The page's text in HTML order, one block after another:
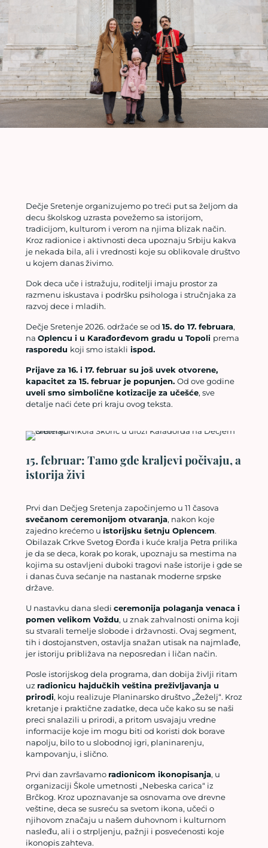
Dečje Sretenje organizujemo po treći put sa željom da
decu školskog uzrasta povežemo sa istorijom,
tradicijom, kulturom i verom na njima blizak način.
Kroz radionice i aktivnosti deca upoznaju Srbiju kakva
je nekada bila, ali i vrednosti koje su oblikovale društvo
u kojem danas živimo.
Dok deca uče i istražuju, roditelji imaju prostor za
razmenu iskustava i podršku psihologa i stručnjaka za
razvoj dece i mladih.
Dečje Sretenje 2026. održaće se od 15. do 17. februara,
na Oplencu i u Karađorđevom gradu u Topoli prema
rasporedu koji smo istakli ispod.
Prijave za 16. i 17. februar su još uvek otvorene,
kapacitet za 15. februar je popunjen. Od ove godine
uveli smo simbolične kotizacije za učešće, sve
detalje naći ćete pri kraju ovog teksta.
15. februar: Tamo gde kraljevi počivaju, a
istorija živi
Prvi dan Dečjeg Sretenja započinjemo u 11 časova
svečanom ceremonijom otvaranja, nakon koje
zajedno krećemo u istorijsku šetnju Oplencem.
Obilazak Crkve Svetog Đorđa i kuće kralja Petra prilika
je da se deca, korak po korak, upoznaju sa mestima na
kojima su ostavljeni duboki tragovi naše istorije i gde se
i danas čuva sećanje na nastanak moderne srpske
države.
U nastavku dana sledi ceremonija polaganja venaca i
pomen velikom Voždu, u znak zahvalnosti onima koji
su stvarali temelje slobode i državnosti. Ovaj segment,
tih i dostojanstven, ostavlja snažan utisak na najmlađe,
jer istoriju približava na neposredan i ličan način.
Posle istorijskog dela programa, dan dobija življi ritam
uz radionicu hajdučkih veština preživljavanja u
prirodi, koju realizuje Planinarsko društvo „Žeželj“. Kroz
kretanje i praktične zadatke, deca uče kako su se naši
preci snalazili u prirodi, a pritom usvajaju vredne
informacije koje im mogu biti od koristi dok borave
napolju, bilo to u slobodnoj igri, planinarenju,
kampovanju, i slično.
Prvi dan završavamo radionicom ikonopisanja, u
organizaciji Škole umetnosti „Nebeska carica“ iz
Brčkog. Kroz upoznavanje sa osnovama ove drevne
veštine, deca se susreću sa svetom ikona, učeći o
njihovom značaju u našem duhovnom i kulturnom
nasleđu, ali i o strpljenju, pažnji i posvećenosti koje
ikonopis zahteva.